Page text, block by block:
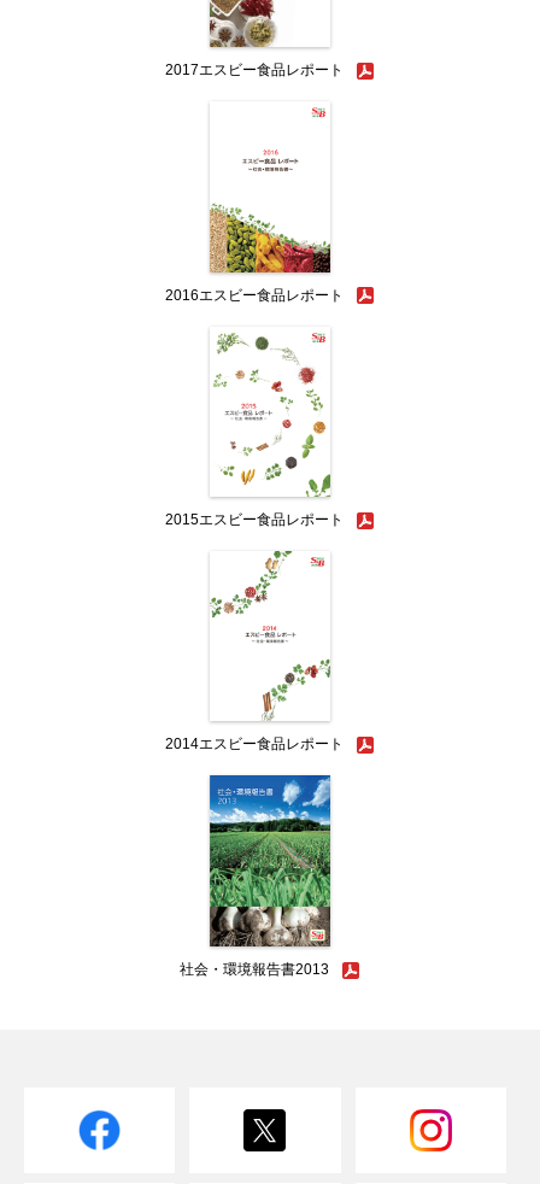
2017エスビー食品レポート
2016エスビー食品レポート
2015エスビー食品レポート
2014エスビー食品レポート
社会・環境報告書2013